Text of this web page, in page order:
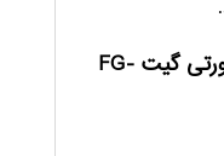
مزایای استفاده از فایروال فورتی گیت FG-